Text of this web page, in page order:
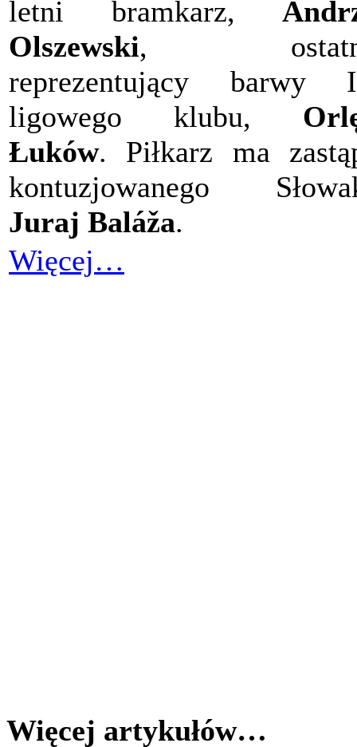
letni bramkarz,
Olszewski,
reprezentujący barwy
ligowego klubu,
Łuków. Piłkarz ma
kontuzjowanego
Juraj Baláža.
Więcej…
Więcej artykułów…